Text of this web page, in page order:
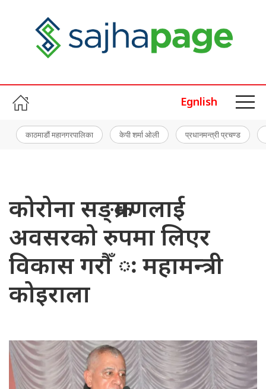
Egnlish
काठमाडौं महानगरपालिका केपी शर्मा ओली प्रधानमन्त्री प्रचण्ड
कोरोना सङ्क्रमणलाई
अवसरको रुपमा लिएर
विकास गरौँ ः महामन्त्री
कोइराला